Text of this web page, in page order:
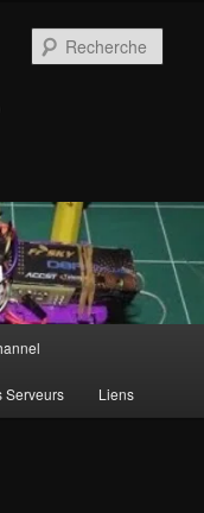
Serveurs Liens